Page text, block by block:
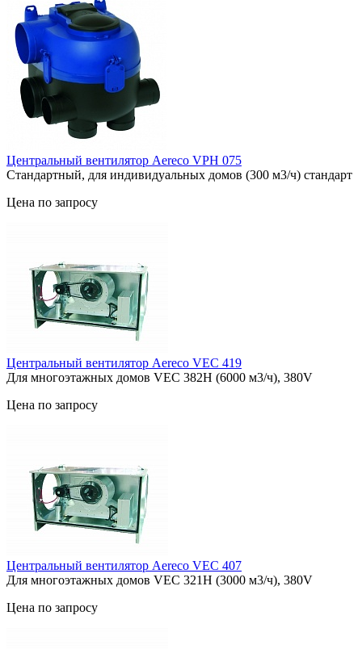
Центральный вентилятор Aereco VPH 075
Стандартный, для индивидуальных домов (300 м3/ч) стандарт
Цена по запросу
Центральный вентилятор Aereco VEC 419
Для многоэтажных домов VEC 382H (6000 м3/ч), 380V
Цена по запросу
Центральный вентилятор Aereco VEC 407
Для многоэтажных домов VEC 321H (3000 м3/ч), 380V
Цена по запросу